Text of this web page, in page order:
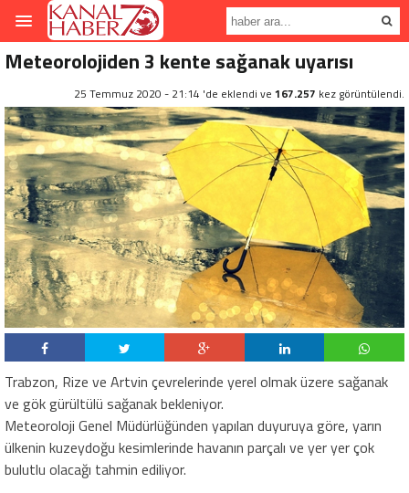
Meteorolojiden 3 kente sağanak uyarısı
25 Temmuz 2020 - 21:14 'de eklendi ve 167.257 kez görüntülendi.
Trabzon, Rize ve Artvin çevrelerinde yerel olmak üzere sağanak
ve gök gürültülü sağanak bekleniyor.
Meteoroloji Genel Müdürlüğünden yapılan duyuruya göre, yarın
ülkenin kuzeydoğu kesimlerinde havanın parçalı ve yer yer çok
bulutlu olacağı tahmin ediliyor.